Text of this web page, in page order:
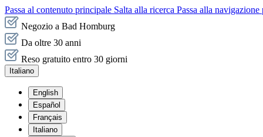
Passa al contenuto principale Salta alla ricerca Passa alla
Negozio a Bad Homburg
Da oltre 30 anni
Reso gratuito entro 30 giorni
Italiano
English
Español
Français
Italiano